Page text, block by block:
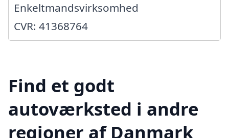
Enkeltmandsvirksomhed
CVR: 41368764
Find et godt
autoværksted i andre
regioner af Danmark